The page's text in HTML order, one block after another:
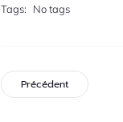
Tags: No tags
Précédent